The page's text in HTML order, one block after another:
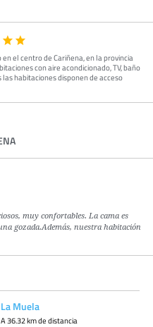
el centro de Cariñena, en la provincia
con aire acondicionado, TV, baño
las habitaciones disponen de acceso
muy confortables. La cama es
gozada.Además, nuestra habitación
La Muela
A 36.32 km de distancia